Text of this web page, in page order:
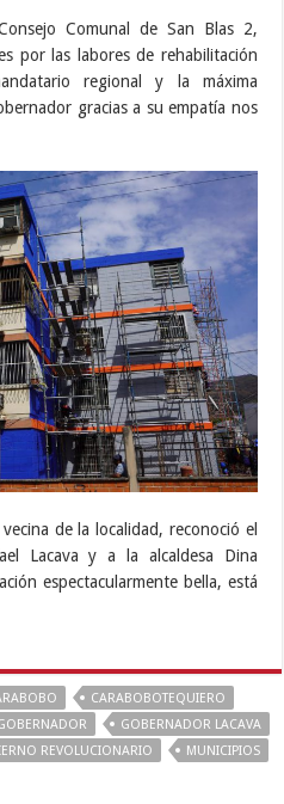
Comunal de San Blas 2,
por las labores de rehabilitación
regional y la máxima
gracias a su empatía nos
de la localidad, reconoció el
Lacava y a la alcaldesa Dina
espectacularmente bella, está
CARABOBOTEQUIERO
GOBERNADOR LACAVA
REVOLUCIONARIO
MUNICIPIOS